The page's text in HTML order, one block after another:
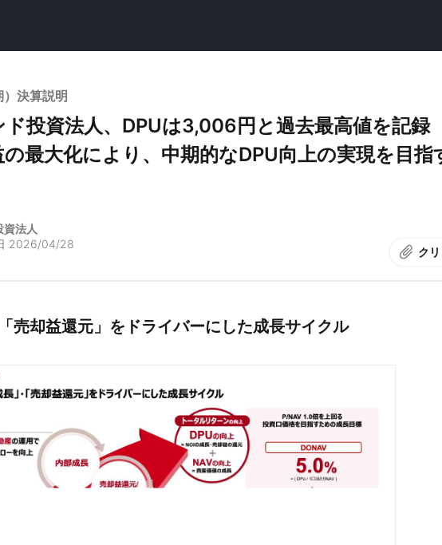
決算説明
ド投資法人、DPUは3,006円と過去最高値を記
最大化により、中期的なDPU向上の実現を目指
法人
2026/04/28
ク
売却益還元」をドライバーにした成長サイクル